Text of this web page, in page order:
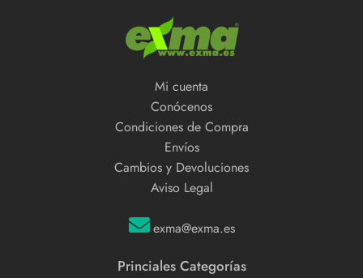
Mi cuenta
Conócenos
Condiciones de Compra
Envíos
Cambios y Devoluciones
Aviso Legal
exma@exma.es
Princiales Categorías